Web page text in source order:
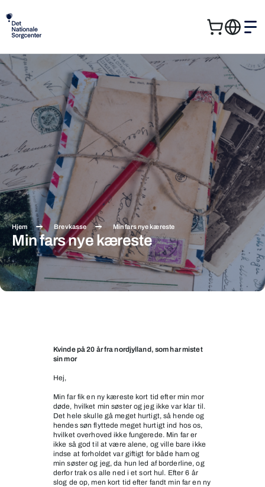
Kurv
Søg
efter:
Søg
Hjem Brevkasse Min fars nye kæreste
Min fars nye kæreste
Kvinde på 20 år fra nordjylland, som har mistet
sin mor
Hej,
Min far fik en ny kæreste kort tid efter min mor
døde, hvilket min søster og jeg ikke var klar til.
Det hele skulle gå meget hurtigt, så hende og
hendes søn flyttede meget hurtigt ind hos os,
hvilket overhoved ikke fungerede. Min far er
ikke så god til at være alene, og ville bare ikke
indse at forholdet var giftigt for både ham og
min søster og jeg, da hun led af borderline, og
derfor trak os alle ned i et sort hul. Efter 6 år
slog de op, men kort tid efter fandt min far en ny